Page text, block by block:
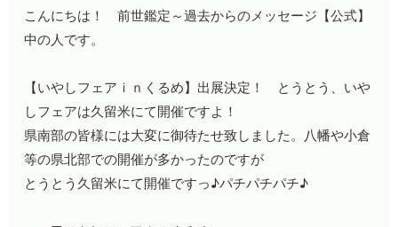
こんにちは！ 前世鑑定～過去からのメッセージ【公式】
中の人です。
【いやしフェアｉｎくるめ】出展決定！ とうとう、いや
しフェアは久留米にて開催ですよ！
県南部の皆様には大変に御待たせ致しました。八幡や小倉
等の県北部での開催が多かったのですが
とうとう久留米にて開催ですっ♪パチパチパチ♪